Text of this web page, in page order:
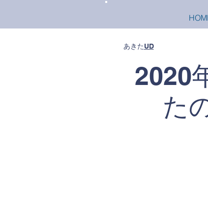
2020
た
あきたUD